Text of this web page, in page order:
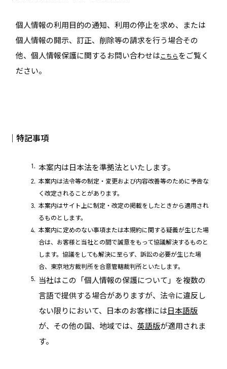
個人情報の利用目的の通知、利用の停止を求め、または
個人情報の開示、訂正、削除等の請求を行う場合その
他、個人情報保護に関するお問い合わせはこちらをご覧く
ださい。
｜特記事項
本案内は日本法を準拠法といたします。
本案内は法令等の制定・変更および内容改善等のために予告な
く改定されることがあります。
本案内はサイト上に制定・改定の掲載をしたときから適用され
るものとします。
本案内に定めのない事項または本規約に関する疑義が生じた場
合は、お客様と当社との間で誠意をもって協議解決するものと
します。協議をしても解決に至らず、訴訟の必要が生じた場
合、東京地方裁判所を合意管轄裁判所といたします。
当社はこの「個人情報の保護について」を複数の
言語で提供する場合がありますが、法令に違反し
ない限りにおいて、日本のお客様には 日本語版
が、その他の国、地域では、 英語版が適用されま
す。